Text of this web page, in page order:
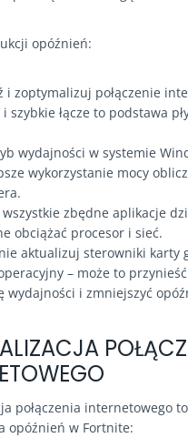
opóźnień:
i zoptymalizuj połączenie
szybkie łącze to podstawa
wydajności w systemie
wykorzystanie mocy
zbędne aplikacje
obciążać procesor i sieć.
aktualizuj sterowniki karty
– może to
wydajności i zmniejszyć
połączenia internetowego
opóźnień w Fortnite: